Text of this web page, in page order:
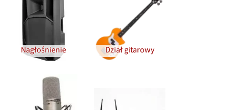
Nagłośnienie Dział gitarowy